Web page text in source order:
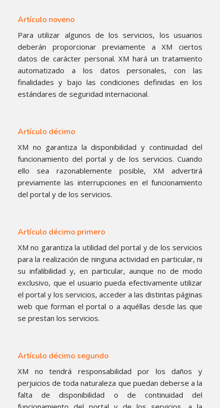
Artículo noveno
Para utilizar algunos de los servicios, los usuarios
deberán proporcionar previamente a XM ciertos
datos de carácter personal. XM hará un tratamiento
automatizado a los datos personales, con las
finalidades y bajo las condiciones definidas en los
estándares de seguridad internacional.
Artículo décimo
XM no garantiza la disponibilidad y continuidad del
funcionamiento del portal y de los servicios. Cuando
ello sea razonablemente posible, XM advertirá
previamente las interrupciones en el funcionamiento
del portal y de los servicios.
Artículo décimo primero
XM no garantiza la utilidad del portal y de los servicios
para la realización de ninguna actividad en particular, ni
su infalibilidad y, en particular, aunque no de modo
exclusivo, que el usuario pueda efectivamente utilizar
el portal y los servicios, acceder a las distintas páginas
web que forman el portal o a aquéllas desde las que
se prestan los servicios.
Artículo décimo segundo
XM no tendrá responsabilidad por los daños y
perjuicios de toda naturaleza que puedan deberse a la
falta de disponibilidad o de continuidad del